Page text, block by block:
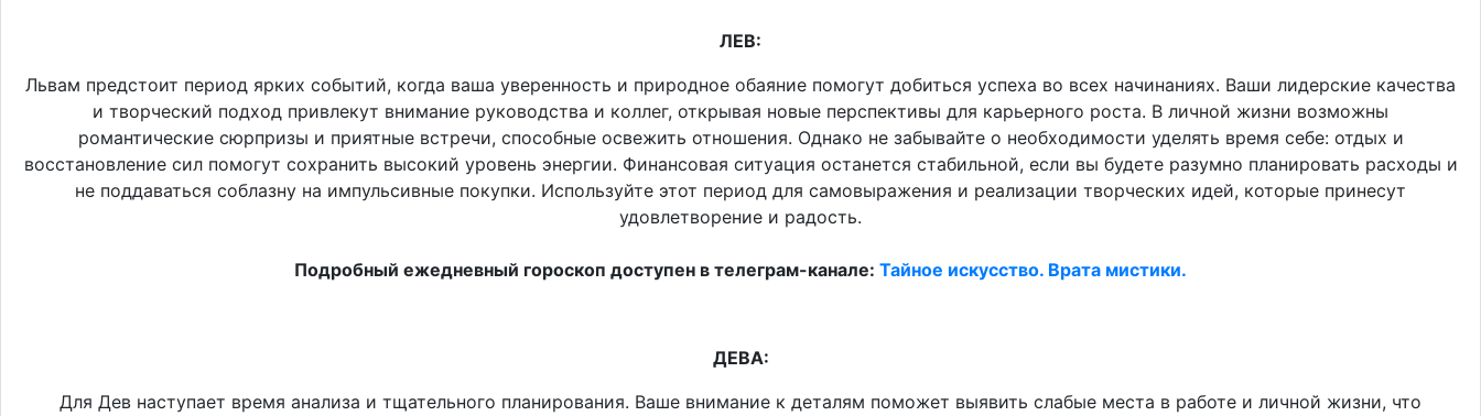
ЛЕВ:
Львам предстоит период ярких событий, когда ваша уверенность и природное обаяние помогут добиться успеха во всех начинаниях. Ваши лидерские качества
и творческий подход привлекут внимание руководства и коллег, открывая новые перспективы для карьерного роста. В личной жизни возможны
романтические сюрпризы и приятные встречи, способные освежить отношения. Однако не забывайте о необходимости уделять время себе: отдых и
восстановление сил помогут сохранить высокий уровень энергии. Финансовая ситуация останется стабильной, если вы будете разумно планировать расходы и
не поддаваться соблазну на импульсивные покупки. Используйте этот период для самовыражения и реализации творческих идей, которые принесут
удовлетворение и радость.
Подробный ежедневный гороскоп доступен в телеграм-канале: Тайное искусство. Врата мистики.
ДЕВА:
Для Дев наступает время анализа и тщательного планирования. Ваше внимание к деталям поможет выявить слабые места в работе и личной жизни, что